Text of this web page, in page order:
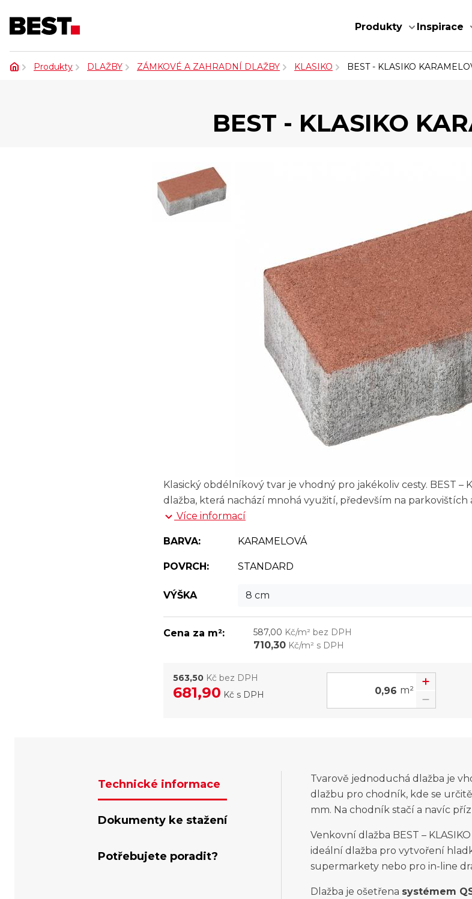
Produkty Inspirace
Produkty DLAŽBY ZÁMKOVÉ A ZAHRADNÍ DLAŽBY KLASIKO BEST - KLASIKO
BEST - KLASIKO
Klasický obdélníkový tvar je vhodný pro jakékoliv cesty. BEST –
dlažba, která nachází mnohá využití, především na
Více informací
BARVA: KARAMELOVÁ
POVRCH: STANDARD
VÝŠKA 8 cm
Cena za m²: 587,00 Kč/m² bez DPH
710,30 Kč/m² s DPH
563,50 Kč bez DPH
681,90 Kč s DPH m²
Technické informace
Dokumenty ke stažení
Potřebujete poradit?
Tvarově jednoduchá dlažba je
dlažbu pro chodník, kde se
mm. Na chodník stačí a navíc
Venkovní dlažba BEST –
ideální dlažba pro vytvoření
supermarkety nebo pro in-line
Dlažba je ošetřena systémem